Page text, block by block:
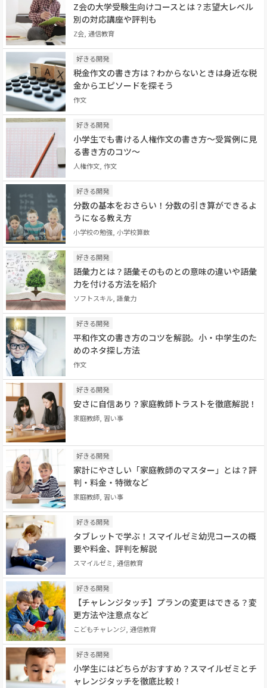
Z会の大学受験生向けコースとは？志望大レベル
別の対応講座や評判も
Z会, 通信教育
好きる開発
税金作文の書き方は？わからないときは身近な税
金からエピソードを探そう
作文
好きる開発
小学生でも書ける人権作文の書き方～受賞例に見
る書き方のコツ～
人権作文, 作文
好きる開発
分数の基本をおさらい！分数の引き算ができるよ
うになる教え方
小学校の勉強, 小学校算数
好きる開発
語彙力とは？語彙そのものとの意味の違いや語彙
力を付ける方法を紹介
ソフトスキル, 語彙力
好きる開発
平和作文の書き方のコツを解説。小・中学生のた
めのネタ探し方法
作文
好きる開発
安さに自信あり？家庭教師トラストを徹底解説！
家庭教師, 習い事
好きる開発
家計にやさしい「家庭教師のマスター」とは？評
判・料金・特徴など
家庭教師, 習い事
好きる開発
タブレットで学ぶ！スマイルゼミ幼児コースの概
要や料金、評判を解説
スマイルゼミ, 通信教育
好きる開発
【チャレンジタッチ】プランの変更はできる？変
更方法や注意点など
こどもチャレンジ, 通信教育
好きる開発
小学生にはどちらがおすすめ？スマイルゼミとチ
ャレンジタッチを徹底比較！